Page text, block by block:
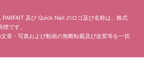
及び Quick Nail のロゴ及び名称は、株式
です。
章・写真および動画の無断転載及び改変等を一切